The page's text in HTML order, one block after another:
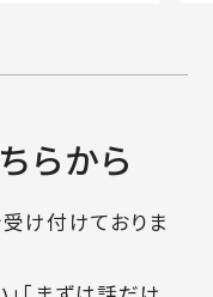
らから
け付けておりま